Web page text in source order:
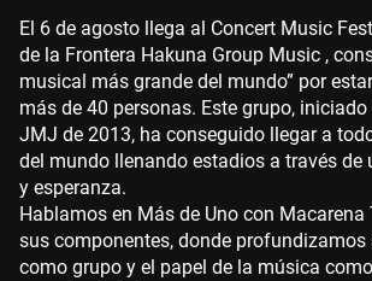
El 6 de agosto llega al Concert Music
de la Frontera Hakuna Group Music ,
musical más grande del mundo” por
más de 40 personas. Este grupo,
JMJ de 2013, ha conseguido llegar a
del mundo llenando estadios a través de
y esperanza.
Hablamos en Más de Uno con Macarena
sus componentes, donde
como grupo y el papel de la música